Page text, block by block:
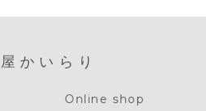
かいらり
Online shop